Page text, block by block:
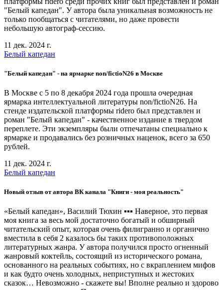
"Белый капедан". У автора была уникальная возможность не
только пообщаться с читателями, но даже провести
небольшую автограф-сессию.
11 дек. 2024 г.
Белый капедан
"Белый капедан" - на ярмарке non/fictioN26 в Москве
В Москве c 5 по 8 декабря 2024 года прошла очередная
ярмарка интеллектуальной литературы non/fictioN26. На
стенде издательской платформы ridero был представлен и
роман "Белый капедан" - качественное издание в твердом
переплете. Эти экземпляры были отпечатаны специально к
ярмарке и продавались без розничных наценок, всего за 650
рублей.
11 дек. 2024 г.
Белый капедан
Новый отзыв от автора ВК канала "Книги - моя реальность"
«Белый капедан», Василий Тюхин ▪▪▪ Наверное, это первая
моя книга за весь мой достаточно богатый и обширный
читательский опыт, которая очень филигранно и органично
вместила в себя 2 казалось бы таких противоположных
литературных жанра. У автора получился просто огненный
жанровый коктейль, состоящий из исторического романа,
основанного на реальных событиях, но с вкраплением мифов
и как будто очень холодных, неприступных и жестоких
сказок… Невозможно - скажете вы! Вполне реально и здорово